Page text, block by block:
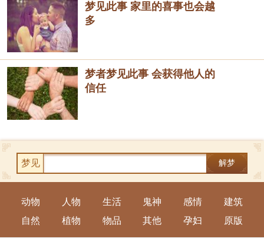
梦见此事 家里的喜事也会越
多
梦者梦见此事 会获得他人的
信任
梦见 解梦
动物 人物 生活 鬼神 感情
建筑
自然
植物 物品 其他 孕妇 原版